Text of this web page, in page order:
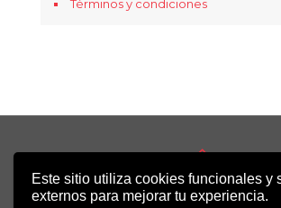
Este sitio utiliza cookies funcionales y
externos para mejorar tu experiencia.
Términos y condiciones
Copyright 2022 - Desirée Bela-